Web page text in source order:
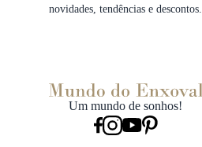
novidades, tendências e descontos.
Um mundo de sonhos!